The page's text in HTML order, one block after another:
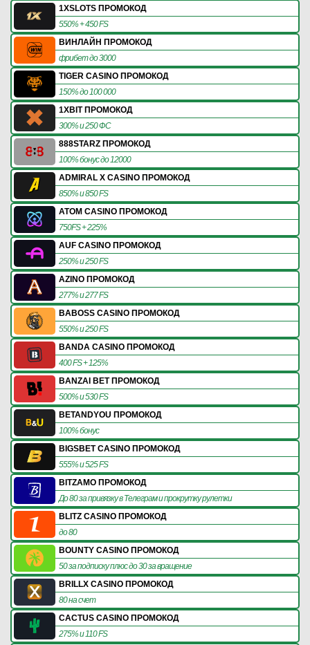
1XSLOTS ПРОМОКОД
550% + 450 FS
ВИНЛАЙН ПРОМОКОД
фрибет до 3000
TIGER CASINO ПРОМОКОД
150% до 100 000
1XBIT ПРОМОКОД
300% и 250 ФС
888STARZ ПРОМОКОД
100% бонус до 12000
ADMIRAL X CASINO ПРОМОКОД
850% и 850 FS
ATOM CASINO ПРОМОКОД
750FS + 225%
AUF CASINO ПРОМОКОД
250% и 250 FS
AZINO ПРОМОКОД
277% и 277 FS
BABOSS CASINO ПРОМОКОД
550% и 250 FS
BANDA CASINO ПРОМОКОД
400 FS + 125%
BANZAI BET ПРОМОКОД
500% и 530 FS
BETANDYOU ПРОМОКОД
100% бонус
BIGSBET CASINO ПРОМОКОД
555% и 525 FS
BITZAMO ПРОМОКОД
До 80 за привязку в Телеграм и прокрутку рулетки
BLITZ CASINO ПРОМОКОД
до 80
BOUNTY CASINO ПРОМОКОД
50 за подписку плюс до 30 за вращение
BRILLX CASINO ПРОМОКОД
80 на счет
CACTUS CASINO ПРОМОКОД
275% и 110 FS